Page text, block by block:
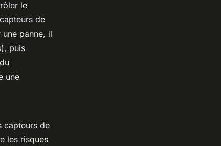
le
de
panne, il
puis
une
capteurs de
les risques